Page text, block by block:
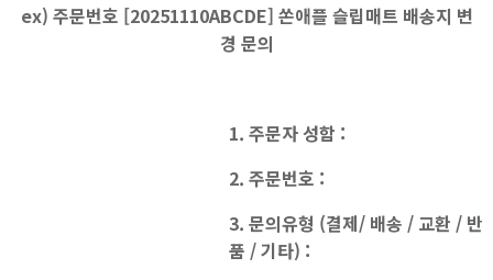
ex) 주문번호 [20251110ABCDE] 쏜애플 슬립매트 배송지 변
경 문의
1. 주문자 성함 :
2. 주문번호 :
3. 문의유형 (결제/ 배송 / 교환 / 반
품 / 기타) :